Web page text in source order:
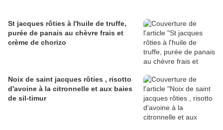
St jacques rôties à l'huile de truffe,
purée de panais au chèvre frais et
crème de chorizo
Noix de saint jacques rôties , risotto
d'avoine à la citronnelle et aux baies
de sil-timur